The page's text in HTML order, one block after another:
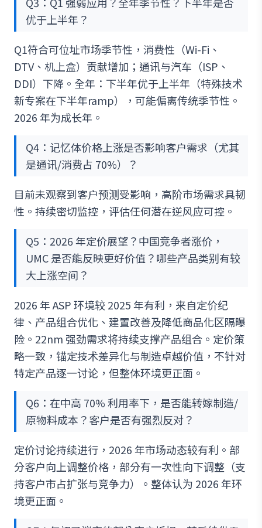
优于上半年？
Q1符合可位址市场季节性，消费性（Wi-Fi、
DTV、机上盒）贡献增加；通讯与汽车（ISP、
DDI）下降。全年：下半年优于上半年（特殊技术
新专案在下半年ramp），可能偏离传统季节性。
2026 年为成长年。
Q4：记忆体价格上涨是否影响客户需求（尤其
是通讯/消费占 70%）？
目前未观察到客户预测受影响，高阶市场需求具韧
性。持续密切监控，评估任何潜在逆风应可控。
Q5：2026 年定价展望？中国竞争者涨价，
UMC 是否能反映更好价值？哪些产品类别有较
大上涨空间？
2026 年 ASP 环境较 2025 年有利，来自定价纪
律、产品组合优化、建置改善及降低商品化区隔曝
险。22nm 强劲需求将持续支撑产品组合。定价策
略一致，锚定技术差异化与制造卓越价值，不针对
特定产品逐一讨论，但整体环境更正面。
Q6：在中高 70% 利用率下，是否能转嫁制造/
原物料成本？客户是否有强烈反对？
定价讨论持续进行，2026 年市场动态较有利。部
分客户向上调整价格，部分有一次性向下调整（支
持客户市占扩张与竞争力）。整体认为 2026 年环
境更正面。